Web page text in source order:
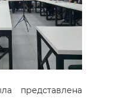
представлена